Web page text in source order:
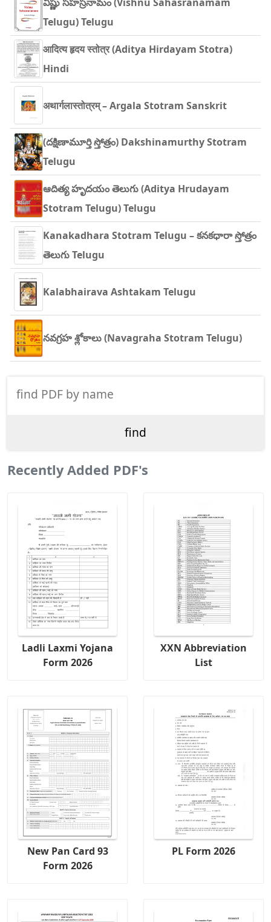
Telugu) Telugu
आदित्य हृदय स्तोत्र (Aditya Hirdayam Stotra)
Hindi
अथार्गलास्तोत्रम् – Argala Stotram Sanskrit
(దక్షిణామూర్తి స్తోత్రం) Dakshinamurthy Stotram
Telugu
ఆదిత్య హృదయం తెలుగు (Aditya Hrudayam
Stotram Telugu) Telugu
Kanakadhara Stotram Telugu – కనకధారా స్తోత్రం
తెలుగు Telugu
Kalabhairava Ashtakam Telugu
నవగ్రహ శ్లోకాలు (Navagraha Stotram Telugu)
Recently Added PDF's
Ladli Laxmi Yojana
Form 2026
XXN Abbreviation
List
New Pan Card 93
Form 2026
PL Form 2026